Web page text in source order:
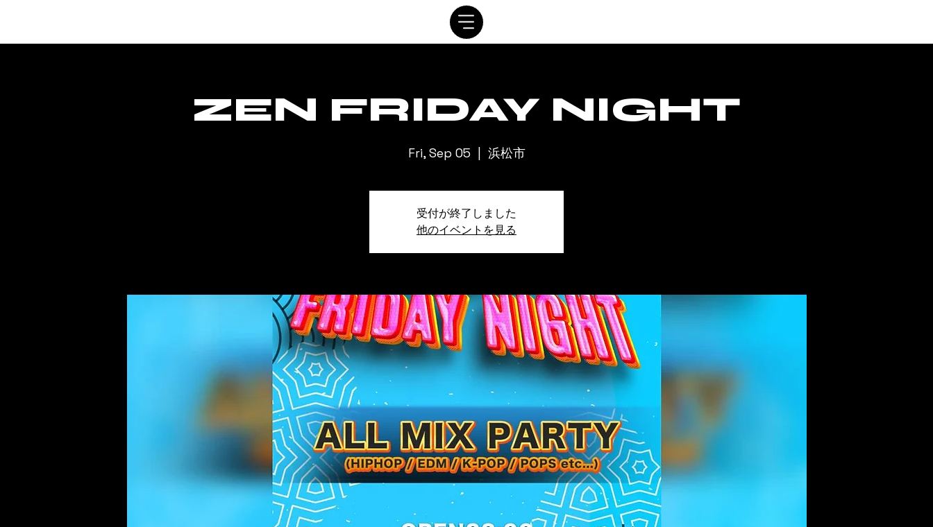
VIP
ZEN FRIDAY NIGHT
Fri, Sep 05 浜松市
受付が終了しました
他のイベントを見る